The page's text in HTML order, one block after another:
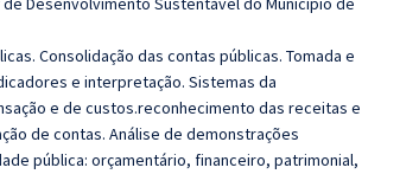
Consolidação das contas públicas. Tomada e
e interpretação. Sistemas da
e de custos.reconhecimento das receitas e
de contas. Análise de demonstrações
pública: orçamentário, financeiro, patrimonial,